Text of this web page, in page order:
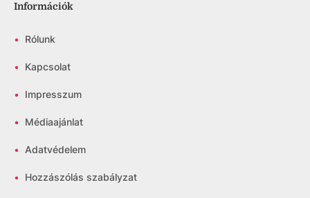
Információk
• Rólunk
• Kapcsolat
• Impresszum
• Médiaajánlat
• Adatvédelem
• Hozzászólás szabályzat